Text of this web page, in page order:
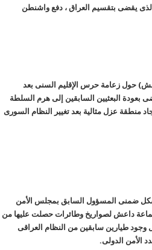
یقضی بتقسیم العراق ، دفع واشنطن
حول زعامة حرس الإقلیم السنی بعد
بعودة البعثیین السابقین إلى هرم السلطة
منطقة عزل مثالیة بعد تغییر النظام السوری
ضمنی المسؤول السابق بمجلس الأمن
جماعة داعش لصواریخ وطائرات حصلت علیها من
طیارین سابقین من النظام العراقی
الأمن الدولی.